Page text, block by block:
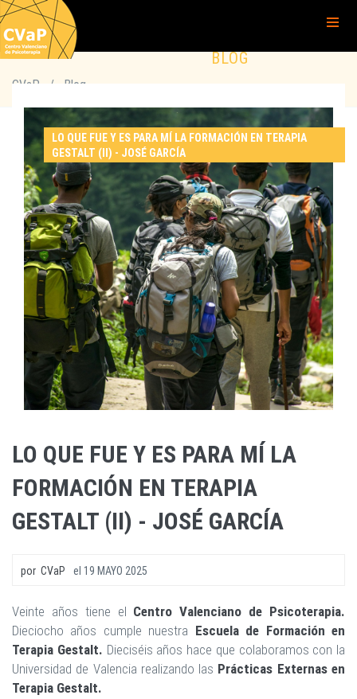
BLOG
CVaP / Blog
LO QUE FUE Y ES PARA MÍ LA FORMACIÓN EN TERAPIA
GESTALT (II) - JOSÉ GARCÍA
LO QUE FUE Y ES PARA MÍ LA
FORMACIÓN EN TERAPIA
GESTALT (II) - JOSÉ GARCÍA
por CVaP el 19 MAYO 2025
Veinte años tiene el Centro Valenciano de Psicoterapia.
Dieciocho años cumple nuestra Escuela de Formación en
Terapia Gestalt. Dieciséis años hace que colaboramos con la
Universidad de Valencia realizando las Prácticas Externas en
Terapia Gestalt.